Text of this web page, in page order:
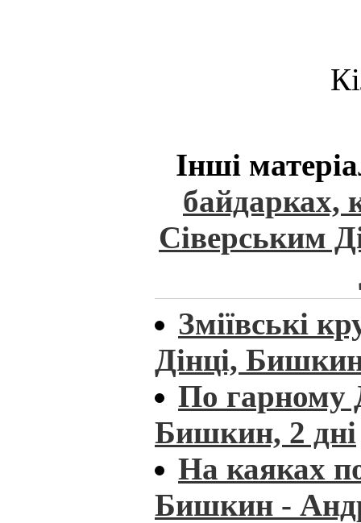
Інші
байдарках,
Сіверським
Зміївські
Дінці,
По гарному
Бишкин, 2 дні
На каяках
Бишкин -